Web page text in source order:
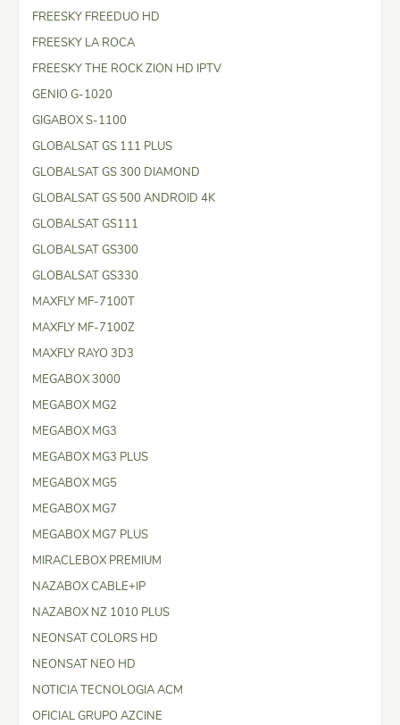
FREESKY FREEDUO HD
FREESKY LA ROCA
FREESKY THE ROCK ZION HD IPTV
GENIO G-1020
GIGABOX S-1100
GLOBALSAT GS 111 PLUS
GLOBALSAT GS 300 DIAMOND
GLOBALSAT GS 500 ANDROID 4K
GLOBALSAT GS111
GLOBALSAT GS300
GLOBALSAT GS330
MAXFLY MF-7100T
MAXFLY MF-7100Z
MAXFLY RAYO 3D3
MEGABOX 3000
MEGABOX MG2
MEGABOX MG3
MEGABOX MG3 PLUS
MEGABOX MG5
MEGABOX MG7
MEGABOX MG7 PLUS
MIRACLEBOX PREMIUM
NAZABOX CABLE+IP
NAZABOX NZ 1010 PLUS
NEONSAT COLORS HD
NEONSAT NEO HD
NOTICIA TECNOLOGIA ACM
OFICIAL GRUPO AZCINE